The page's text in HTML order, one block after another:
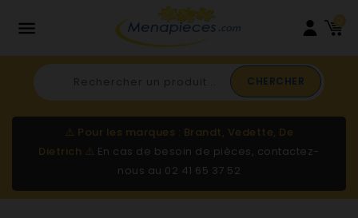
 0
CHERCHER
⚠️ Pour les marques : Brandt, Vedette, De
Dietrich ⚠️ En cas de besoin de pièces, contactez-
nous au 02 41 65 37 52